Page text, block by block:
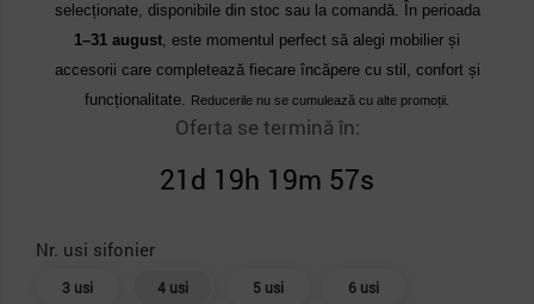
selecționate, disponibile din stoc sau la comandă. În perioada
1–31 august, este momentul perfect să alegi mobilier și
accesorii care completează fiecare încăpere cu stil, confort și
funcționalitate. Reducerile nu se cumulează cu alte promoții.
Oferta se termină în:
21d 19h 19m 56s
Nr. usi sifonier
3 usi 4 usi 5 usi 6 usi